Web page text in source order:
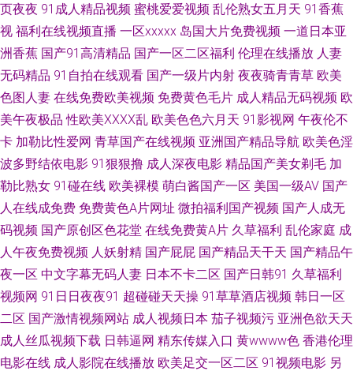
性交片免费看 韩日精品中文 久草影城 日本色情 亚洲导航成人 97精品在线
av大香蕉五月天 91黄站入口 91精品在线电影网 日韩黄址 av成人导航版 肏屄
视屏 91va国产大 九一视频色综合 99视频福利 国999大香蕉 91香蕉综合操网
伊人vt久久 日本黑人2人的天堂 精品产品日精品产品 91少妇啪啪婷婷超碰 爱
豆传媒麻豆 国产精品自在线拍国产 九一免费看片 日本肏肏 亚洲日韩欧美变
态 国产AV不卡看片 国产精品欧美日韩五月 东方av亚洲 91大神文轩 91九色
女神蝌蚪在线 四虎久久 国产精品久久免费看 91在线观看最新地址 国产成人
日韩网址 丁香花婷婷色导航 九九福利资源 91青青草97资源 91大神黑丝在线
页夜夜 91成人精品视频 蜜桃爱爱视频 乱伦熟女五月天 91香蕉
视 福利在线视频直播 一区xxxxx 岛国大片免费视频 一道日本亚
洲香蕉 国产91高清精品 国产一区二区福利 伦理在线播放 人妻
无码精品 91自拍在线观看 国产一级片内射 夜夜骑青青草 欧美
色图人妻 在线免费欧美视频 免费黄色毛片 成人精品无码视频 欧
美午夜极品 性欧美ⅩⅩⅩⅩ乱 欧美色色六月天 91影视网 午夜伦不
卡 加勒比性爱网 青草国产在线视频 亚洲国产精品导航 欧美色淫
波多野结依电影 91狠狠撸 成人深夜电影 精品国产美女剃毛 加
勒比熟女 91碰在线 欧美裸模 萌白酱国产一区 美国一级AV 国产
人在线成免费 免费黄色A片网址 微拍福利国产视频 国产人成无
码视频 国产原创区色花堂 在线免费黄A片 久草福利 乱伦家庭 成
人午夜免费视频 人妖射精 国产屁屁 国产精品天干天 国产精品午
夜一区 中文字幕无码人妻 日本不卡二区 国产日韩91 久草福利
视频网 91日日夜夜91 超碰碰天天操 91草草酒店视频 韩日一区
二区 国产激情视频网站 成人视频日本 茄子视频污 亚洲色欲天天
成人丝瓜视频下载 日韩逼网 精东传媒入口 黄wwww色 香港伦理
电影在线 成人影院在线播放 欧美足交一区二区 91视频电影 另